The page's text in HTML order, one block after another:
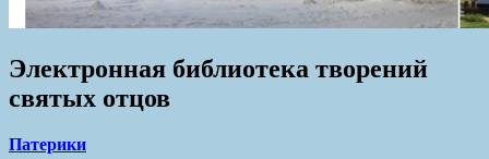
Электронная библиотека творений
святых отцов
Патерики